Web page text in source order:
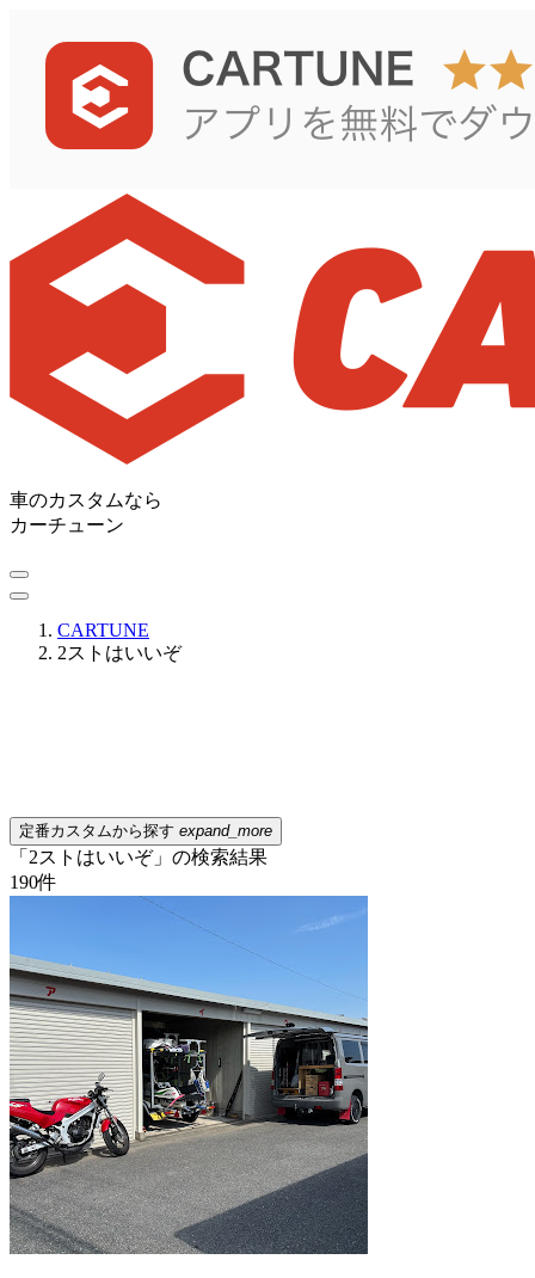
車のカスタムなら
カーチューン
CARTUNE
2ストはいいぞ
定番カスタムから探す expand_more
「2ストはいいぞ」の検索結果
190件